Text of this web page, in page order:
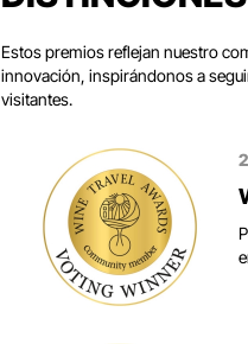
Estos premios reflejan nuestro
innovación, inspirándonos a
visitantes.